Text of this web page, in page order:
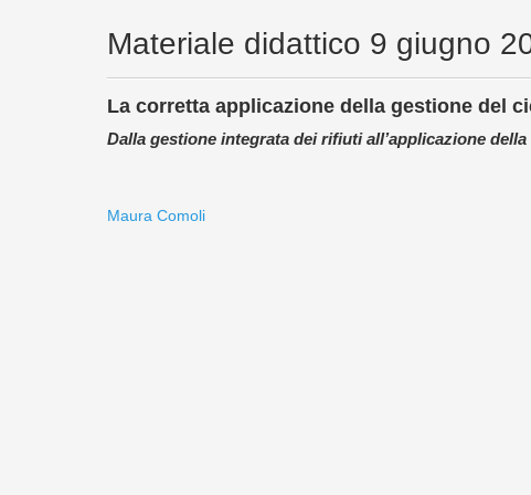
Materiale didattico 9 giugno
La corretta applicazione della gestione del
Dalla gestione integrata dei rifiuti all’applicazione
Maura Comoli